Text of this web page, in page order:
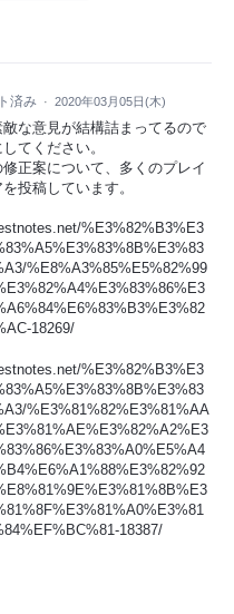
済み · 2020年03月05日(木)
な意見が結構詰まってるので
てください。
正案について、多くのプレイ
投稿しています。
%E3%82%B3%E3
%E8%A3%85%E5%82%99
18269/
%E3%82%B3%E3
%E3%81%82%E3%81%AA
18387/